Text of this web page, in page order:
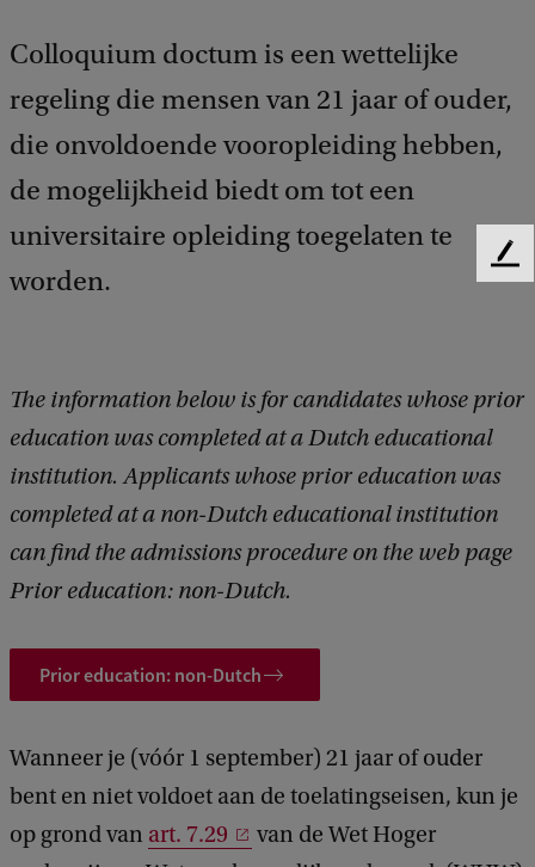
Colloquium doctum is een wettelijke
regeling die mensen van 21 jaar of ouder,
die onvoldoende vooropleiding hebben,
de mogelijkheid biedt om tot een
universitaire opleiding toegelaten te
worden.
The information below is for candidates whose prior
education was completed at a Dutch educational
institution. Applicants whose prior education was
completed at a non-Dutch educational institution
can find the admissions procedure on the web page
Prior education: non-Dutch.
Prior education: non-Dutch
Wanneer je (vóór 1 september) 21 jaar of ouder
bent en niet voldoet aan de toelatingseisen, kun je
op grond van art. 7.29
van de Wet Hoger
F
a